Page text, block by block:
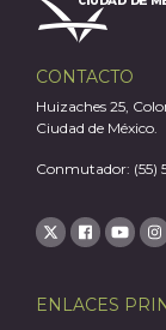
CONTACTO
Huizaches 25,
Ciudad de México.
Conmutador: (55)
ENLACES